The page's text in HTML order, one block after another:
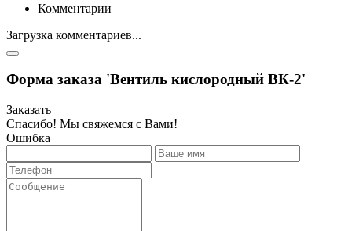
Комментарии
Загрузка комментариев...
Форма заказа 'Вентиль кислородный ВК-2'
Заказать
Спасибо! Мы свяжемся с Вами!
Ошибка